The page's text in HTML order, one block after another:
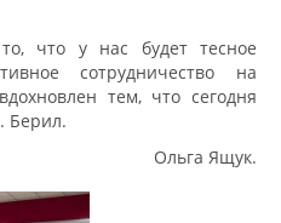
что у нас будет тесное
сотрудничество на
тем, что сегодня
Берил.
Ольга Ящук.